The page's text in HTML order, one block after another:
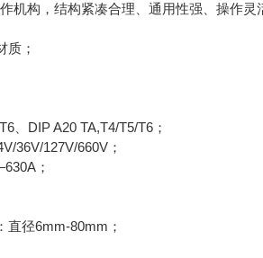
构，结构紧凑合理、通用性强、操作灵
；
DIP A20 TA,T4/T5/T6；
36V/127V/660V；
；
径6mm-80mm；